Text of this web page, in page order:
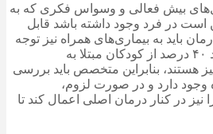
بیش فعالی و وسواس فکری که به
در فرد وجود داشته باشد قابل
باید به بیماری‌های همراه نیز توجه
شود. وی تأکید کرد که حدود ۴۰ درصد از کودکان مبتلا به
هستند، بنابراین متخصص باید بررسی
وجود دارد و در صورت لزوم،
در کنار درمان اصلی اعمال کند تا